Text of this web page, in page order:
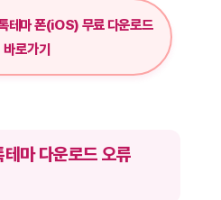
테마 폰(iOS) 무료 다운로드
바로가기
마 다운로드 오류